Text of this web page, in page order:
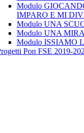
Modulo
IMPARO E MI
Modulo UNA
Modulo UNA
Modulo ISSIAMO
Pon FSE 2019-